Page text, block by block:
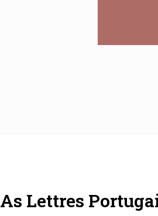
As Lettres